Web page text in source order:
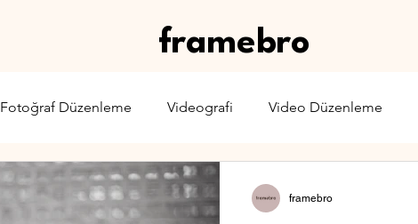
framebro
Fotoğraf Düzenleme Videografi Video Düzenleme
Drone Karşılaştırma Web Yayıncılığı
framebro